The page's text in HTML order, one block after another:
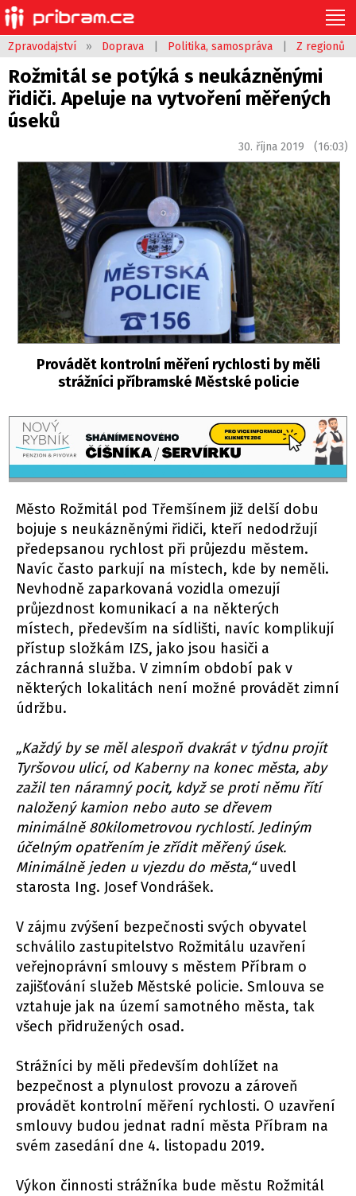
Zpravodajství » Doprava Politika, samospráva Z regionů
Rožmitál se potýká s neukázněnými
řidiči. Apeluje na vytvoření měřených
úseků
30. října 2019 (16:03)
Provádět kontrolní měření rychlosti by měli
strážníci příbramské Městské policie
Město Rožmitál pod Třemšínem již delší dobu
bojuje s neukázněnými řidiči, kteří nedodržují
předepsanou rychlost při průjezdu městem.
Navíc často parkují na místech, kde by neměli.
Nevhodně zaparkovaná vozidla omezují
průjezdnost komunikací a na některých
místech, především na sídlišti, navíc komplikují
přístup složkám IZS, jako jsou hasiči a
záchranná služba. V zimním období pak v
některých lokalitách není možné provádět zimní
údržbu.
„Každý by se měl alespoň dvakrát v týdnu projít
Tyršovou ulicí, od Kaberny na konec města, aby
zažil ten náramný pocit, když se proti němu řítí
naložený kamion nebo auto se dřevem
minimálně 80kilometrovou rychlostí. Jediným
účelným opatřením je zřídit měřený úsek.
Minimálně jeden u vjezdu do města,“uvedl
starosta Ing. Josef Vondrášek.
V zájmu zvýšení bezpečnosti svých obyvatel
schválilo zastupitelstvo Rožmitálu uzavření
veřejnoprávní smlouvy s městem Příbram o
zajišťování služeb Městské policie. Smlouva se
vztahuje jak na území samotného města, tak
všech přidružených osad.
Strážníci by měli především dohlížet na
bezpečnost a plynulost provozu a zároveň
provádět kontrolní měření rychlosti. O uzavření
smlouvy budou jednat radní města Příbram na
svém zasedání dne 4. listopadu 2019.
Výkon činnosti strážníka bude městu Rožmitál